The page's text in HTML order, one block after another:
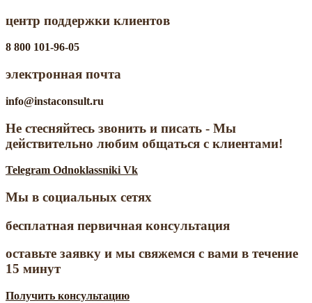
центр поддержки клиентов
8 800 101-96-05
электронная почта
info@instaconsult.ru
Не стесняйтесь звонить и писать - Мы
действительно любим общаться с клиентами!
Telegram Odnoklassniki Vk
Мы в социальных сетях
бесплатная первичная консультация
оставьте заявку и мы свяжемся с вами в течение
15 минут
Получить консультацию